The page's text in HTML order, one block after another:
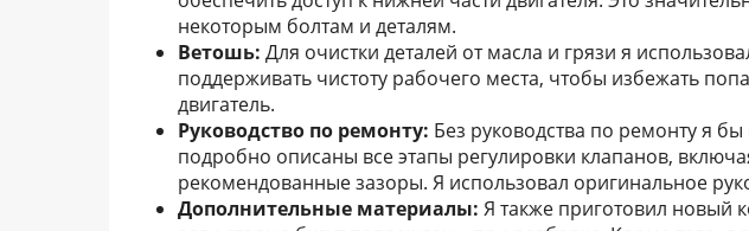
некоторым болтам и деталям.
Ветошь: Для очистки деталей от масла и грязи я
поддерживать чистоту рабочего места, чтобы избежать
двигатель.
Руководство по ремонту: Без руководства по ремонту я
подробно описаны все этапы регулировки клапанов,
рекомендованные зазоры. Я использовал оригинальное
Дополнительные материалы: Я также приготовил новый